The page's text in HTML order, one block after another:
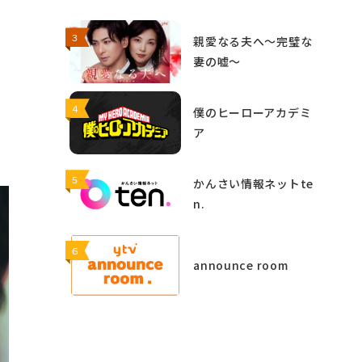
３
親愛なる夫へ～完璧な
妻の嘘～
４
僕のヒーローアカデミ
ア
５
かんさい情報ネットte
n.
６
announce room